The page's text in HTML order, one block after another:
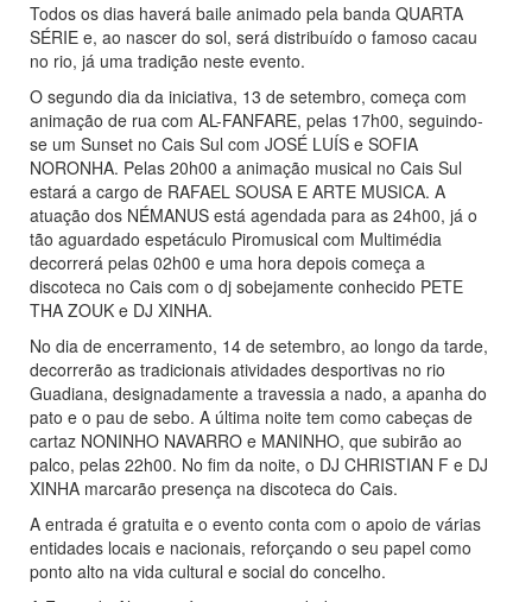
Todos os dias haverá baile animado pela banda QUARTA
SÉRIE e, ao nascer do sol, será distribuído o famoso cacau
no rio, já uma tradição neste evento.
O segundo dia da iniciativa, 13 de setembro, começa com
animação de rua com AL-FANFARE, pelas 17h00, seguindo-
se um Sunset no Cais Sul com JOSÉ LUÍS e SOFIA
NORONHA. Pelas 20h00 a animação musical no Cais Sul
estará a cargo de RAFAEL SOUSA E ARTE MUSICA. A
atuação dos NÉMANUS está agendada para as 24h00, já o
tão aguardado espetáculo Piromusical com Multimédia
decorrerá pelas 02h00 e uma hora depois começa a
discoteca no Cais com o dj sobejamente conhecido PETE
THA ZOUK e DJ XINHA.
No dia de encerramento, 14 de setembro, ao longo da tarde,
decorrerão as tradicionais atividades desportivas no rio
Guadiana, designadamente a travessia a nado, a apanha do
pato e o pau de sebo. A última noite tem como cabeças de
cartaz NONINHO NAVARRO e MANINHO, que subirão ao
palco, pelas 22h00. No fim da noite, o DJ CHRISTIAN F e DJ
XINHA marcarão presença na discoteca do Cais.
A entrada é gratuita e o evento conta com o apoio de várias
entidades locais e nacionais, reforçando o seu papel como
ponto alto na vida cultural e social do concelho.